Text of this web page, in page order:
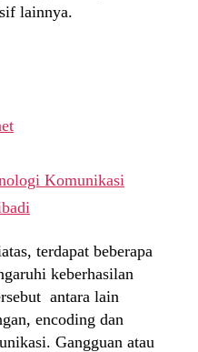
lainnya.
Komunikasi
terdapat beberapa
keberhasilan
antara lain
encoding dan
Gangguan atau